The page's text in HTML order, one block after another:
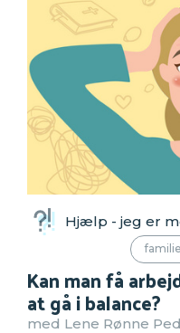
Hjælp - jeg er
familie
Kan man få
at gå i balance?
med Lene Rønne